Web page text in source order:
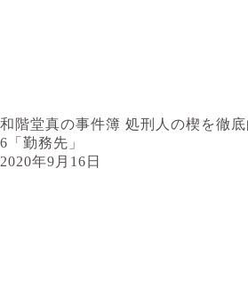
和階堂真の事件簿 処刑人の楔を徹
6「勤務先」
2020年9月16日